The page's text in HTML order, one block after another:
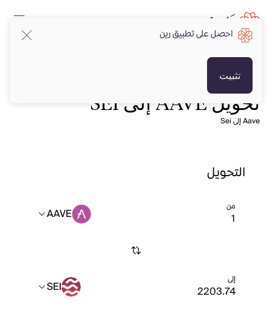
تحويل AAVE إلى SEI
Aave إلى Sei
التحويل
من AAVE
إلى SEI
احصل على تطبيق رين
تثبيت